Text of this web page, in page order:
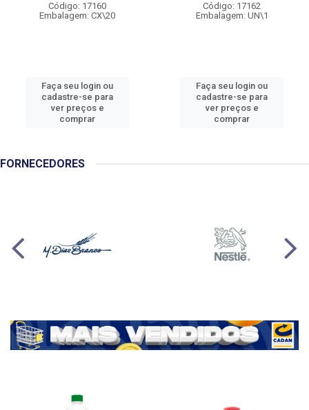
Código: 17160
Embalagem: CX\20
Faça seu login ou
cadastre-se para
ver preços e
comprar
Código: 17162
Embalagem: UN\1
Faça seu login ou
cadastre-se para
ver preços e
comprar
FORNECEDORES